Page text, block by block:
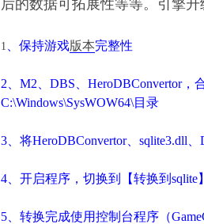
后的数据可拓展性等等。引擎升
1 、保持游戏版本完整性
2、M2、DBS、HeroDBConvertor，
C:\Windows\SysWOW64\目录
3、将HeroDBConvertor、sqlite3.dll
4、开启程序，切换到【转换到sqlite
5、转换完成使用控制台程序（